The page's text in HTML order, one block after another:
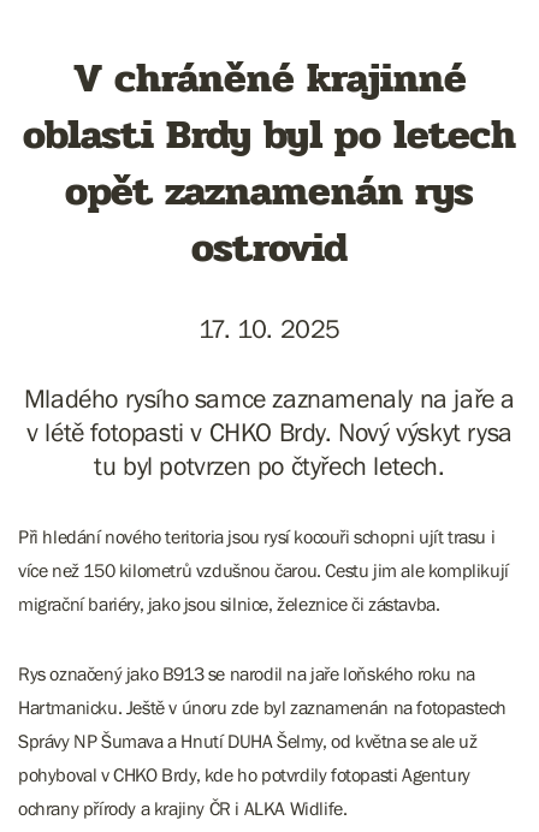
V chráněné krajinné
oblasti Brdy byl po letech
opět zaznamenán rys
ostrovid
17. 10. 2025
Mladého rysího samce zaznamenaly na jaře a
v létě fotopasti v CHKO Brdy. Nový výskyt rysa
tu byl potvrzen po čtyřech letech.
Při hledání nového teritoria jsou rysí kocouři schopni ujít trasu i
více než 150 kilometrů vzdušnou čarou. Cestu jim ale komplikují
migrační bariéry, jako jsou silnice, železnice či zástavba.
Rys označený jako B913 se narodil na jaře loňského roku na
Hartmanicku. Ještě v únoru zde byl zaznamenán na fotopastech
Správy NP Šumava a Hnutí DUHA Šelmy, od května se ale už
pohyboval v CHKO Brdy, kde ho potvrdily fotopasti Agentury
ochrany přírody a krajiny ČR i ALKA Widlife.